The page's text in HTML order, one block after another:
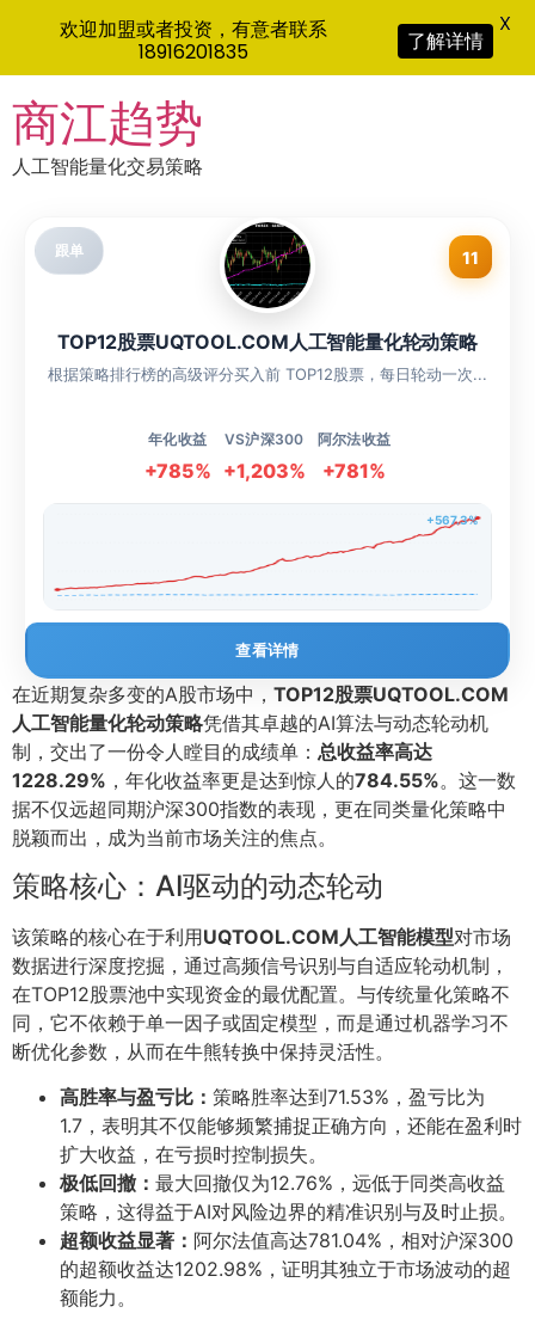
to
content
商江趋势
人工智能量化交易策略
跟单 11
TOP12股票UQTOOL.COM人工智能量化轮动策略
根据策略排行榜的高级评分买入前 TOP12股票，每日轮动一次...
年化收益
+785%
VS沪深300
+1,203%
阿尔法收益
+781%
+567.3%
查看详情
在近期复杂多变的A股市场中， TOP12股票UQTOOL.COM
人工智能量化轮动策略凭借其卓越的AI算法与动态轮动机
制，交出了一份令人瞠目的成绩单： 总收益率高达
1228.29% ，年化收益率更是达到惊人的784.55%。这一数
据不仅远超同期沪深300指数的表现，更在同类量化策略中
脱颖而出，成为当前市场关注的焦点。
策略核心：AI驱动的动态轮动
该策略的核心在于利用UQTOOL.COM人工智能模型对市场
数据进行深度挖掘，通过高频信号识别与自适应轮动机制，
在TOP12股票池中实现资金的最优配置。与传统量化策略不
同，它不依赖于单一因子或固定模型，而是通过机器学习不
断优化参数，从而在牛熊转换中保持灵活性。
高胜率与盈亏比： 策略胜率达到71.53%，盈亏比为
1.7，表明其不仅能够频繁捕捉正确方向，还能在盈利时
扩大收益，在亏损时控制损失。
极低回撤： 最大回撤仅为12.76%，远低于同类高收益
策略，这得益于AI对风险边界的精准识别与及时止损。
超额收益显著： 阿尔法值高达781.04%，相对沪深300
的超额收益达1202.98%，证明其独立于市场波动的超
额能力。
欢迎加盟或者投资，有意者联系
18916201835
了解详情
X